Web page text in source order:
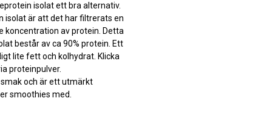
isolat ett bra alternativ.
isolat är att det har filtrerats en
koncentration av protein. Detta
består av ca 90% protein. Ett
lite fett och kolhydrat. Klicka
proteinpulver.
och är ett utmärkt
smoothies med.